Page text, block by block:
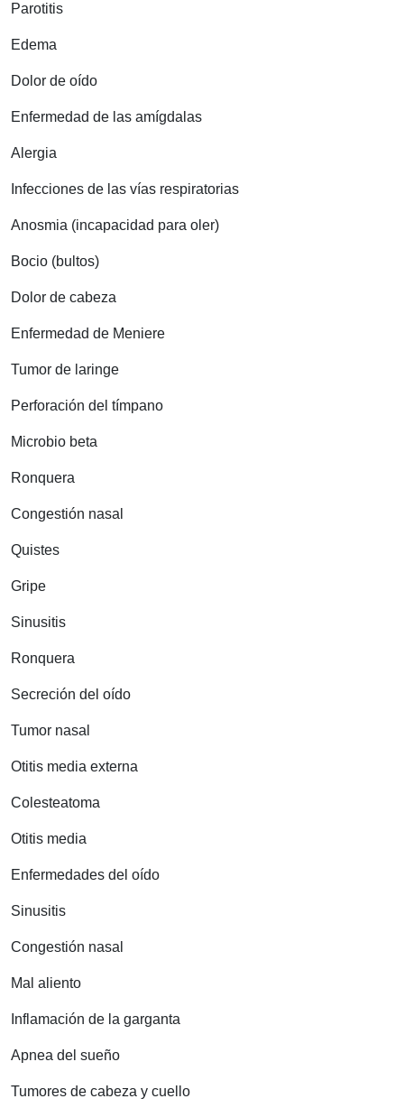
Parotitis
Edema
Dolor de oído
Enfermedad de las amígdalas
Alergia
Infecciones de las vías respiratorias
Anosmia (incapacidad para oler)
Bocio (bultos)
Dolor de cabeza
Enfermedad de Meniere
Tumor de laringe
Perforación del tímpano
Microbio beta
Ronquera
Congestión nasal
Quistes
Gripe
Sinusitis
Ronquera
Secreción del oído
Tumor nasal
Otitis media externa
Colesteatoma
Otitis media
Enfermedades del oído
Sinusitis
Congestión nasal
Mal aliento
Inflamación de la garganta
Apnea del sueño
Tumores de cabeza y cuello